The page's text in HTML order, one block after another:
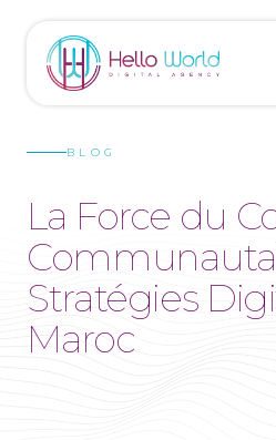
BLOG
La Force du
Stratégies
Maroc